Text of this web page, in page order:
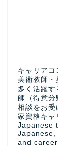
キャリア
美術教師
多く活躍
師（得意
相談をお
家資格キ
Japanese
and